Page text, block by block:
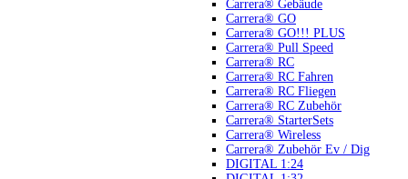
Carrera® Gebäude
Carrera® GO
Carrera® GO!!! PLUS
Carrera® Pull Speed
Carrera® RC
Carrera® RC Fahren
Carrera® RC Fliegen
Carrera® RC Zubehör
Carrera® StarterSets
Carrera® Wireless
Carrera® Zubehör Ev / Dig
DIGITAL 1:24